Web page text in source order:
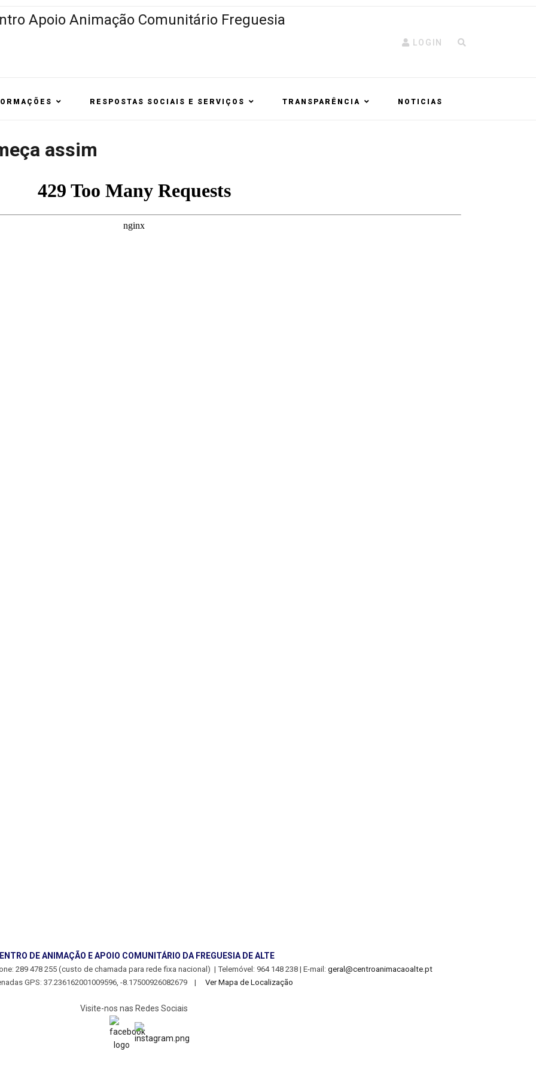
LOGIN
RESPOSTAS SOCIAIS E SERVIÇOS TRANSPARÊNCIA NOTICIAS
assim
DE ANIMAÇÃO E APOIO COMUNITÁRIO DA FREGUESIA DE ALTE
289 478 255 (custo de chamada para rede fixa nacional) | Telemóvel: 964 148 238 | E-mail: geral@centroanimacaoalte.pt
GPS: 37.236162001009596, -8.17500926082679 | Ver Mapa de Localização
Visite-nos nas Redes Sociais